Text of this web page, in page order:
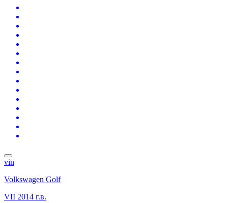
vin
Volkswagen Golf
VII 2014 г.в.